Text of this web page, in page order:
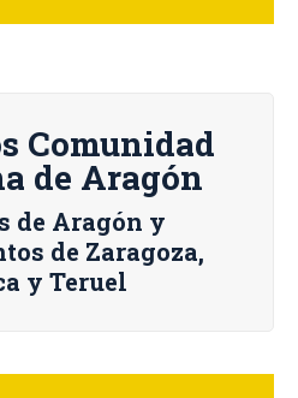
Comunidad
de Aragón
de Aragón y
de Zaragoza,
y Teruel